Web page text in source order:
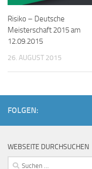
Risiko – Deutsche
Meisterschaft 2015 am
12.09.2015
26. AUGUST 2015
FOLGEN:
WEBSEITE DURCHSUCHEN
Suchen